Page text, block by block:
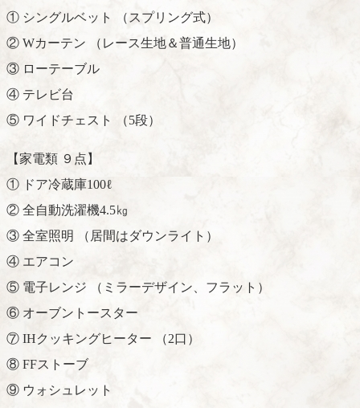
① シングルベット （スプリング式）
② Wカーテン （レース生地＆普通生地）
③ ローテーブル
④ テレビ台
⑤ ワイドチェスト （5段）
【家電類 ９点】
① ドア冷蔵庫100ℓ
② 全自動洗濯機4.5㎏
③ 全室照明 （居間はダウンライト）
④ エアコン
⑤ 電子レンジ （ミラーデザイン、フラット）
⑥ オーブントースター
⑦ IHクッキングヒーター （2口）
⑧ FFストーブ
⑨ ウォシュレット